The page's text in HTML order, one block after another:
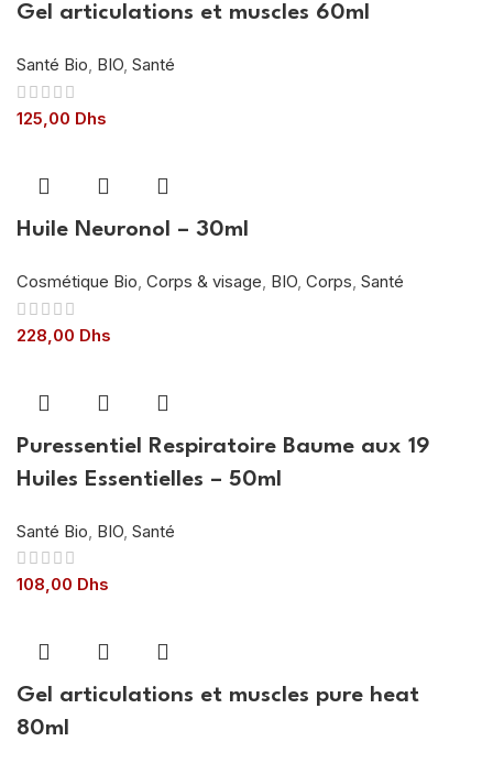
Gel articulations et muscles 60ml
Santé Bio BIO Santé
125,00 Dhs
Huile Neuronol – 30ml
Cosmétique Bio Corps & visage BIO Corps Santé
228,00 Dhs
Puressentiel Respiratoire Baume aux 19
Huiles Essentielles – 50ml
Santé Bio BIO Santé
108,00 Dhs
Gel articulations et muscles pure heat
80ml